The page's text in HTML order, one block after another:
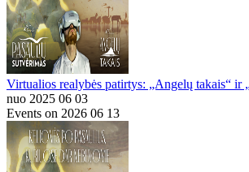
Virtualios realybės patirtys: „Angelų takais“ ir
nuo 2025 06 03
Events on 2026 06 13